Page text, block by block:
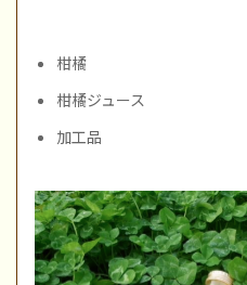
柑橘
柑橘ジュース
加工品